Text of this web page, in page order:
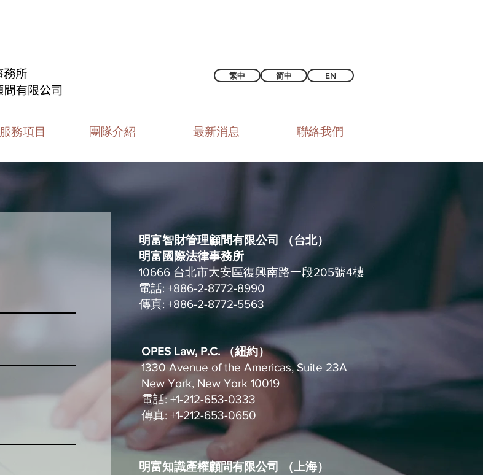
繁中 简中 EN
服務項目 團隊介紹 最新消息 聯絡我們
明富智財管理顧問有限公司 （台北）
​明富國際法律事務所
10666 台北市大安區復興南路一段205號4樓
電話: +886-2-8772-8990
傳真: +886-2-8772-5563
OPES Law, P.C. （紐約）
1330 Avenue of the Americas, Suite 23A
New York, New York 10019
電話: +1-212-653-0333
傳真: +1-212-653-0650
明富知識產權顧問有限公司 （上海）